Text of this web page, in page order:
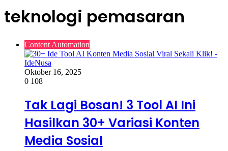
teknologi pemasaran
Content Automation
Oktober 16, 2025
0 108
Tak Lagi Bosan! 3 Tool AI Ini
Hasilkan 30+ Variasi Konten
Media Sosial